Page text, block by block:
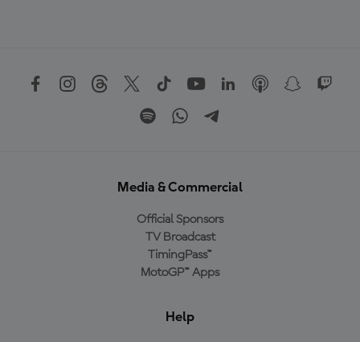
Media & Commercial
Official Sponsors
TV Broadcast
TimingPass™
MotoGP™ Apps
Help